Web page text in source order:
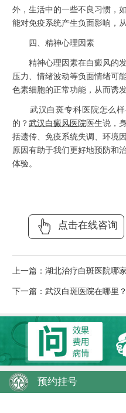
外，生活中的一些不良习惯，
能对免疫系统产生负面影响，
四、精神心理因素
精神心理因素在白癜风的发
压力、情绪波动等负面情绪可
色素细胞的正常功能，从而诱发
武汉白斑专科医院怎么样-
的？ 武汉白癜风医院 医生说，
括遗传、免疫系统失调、环境
原因有助于我们更好地预防和
体验。
点击在线咨询
上一篇： 湖北治疗白斑医院哪
下一篇： 武汉白斑医院在哪里
预约挂号